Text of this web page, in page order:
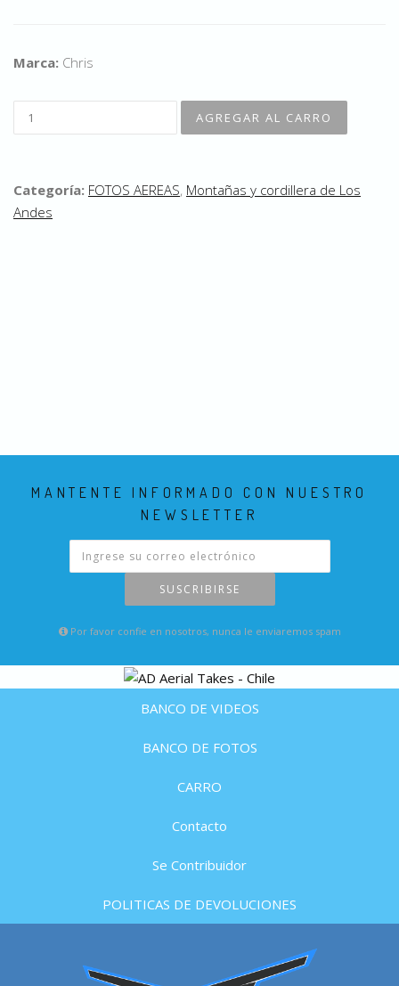
Marca: Chris
Categoría: FOTOS AEREAS, Montañas y cordillera de Los
Andes
MANTENTE INFORMADO CON NUESTRO
NEWSLETTER
SUSCRIBIRSE
Por favor confie en nosotros, nunca le enviaremos spam
BANCO DE VIDEOS
BANCO DE FOTOS
CARRO
Contacto
Se Contribuidor
POLITICAS DE DEVOLUCIONES